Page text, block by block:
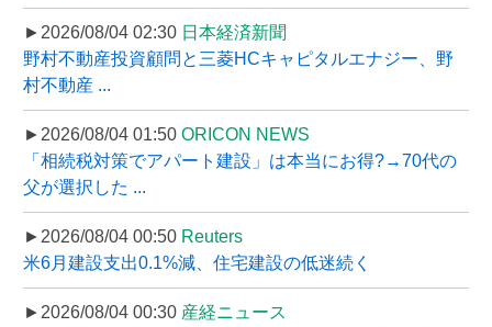
►2026/08/04 02:30 日本経済新聞
野村不動産投資顧問と三菱HCキャピタルエナジー、野
村不動産 ...
►2026/08/04 01:50 ORICON NEWS
「相続税対策でアパート建設」は本当にお得?→70代の
父が選択した ...
►2026/08/04 00:50 Reuters
米6月建設支出0.1%減、住宅建設の低迷続く
►2026/08/04 00:30 産経ニュース